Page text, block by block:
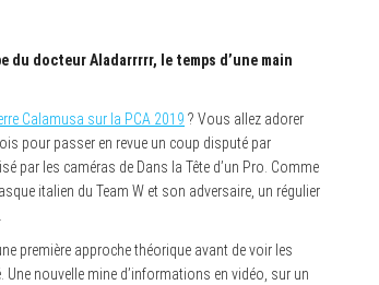
du docteur Aladarrrrr, le temps d’une main
Calamusa sur la PCA 2019 ? Vous allez adorer
pour passer en revue un coup disputé par
par les caméras de Dans la Tête d’un Pro. Comme
italien du Team W et son adversaire, un régulier
première approche théorique avant de voir les
nouvelle mine d’informations en vidéo, sur un